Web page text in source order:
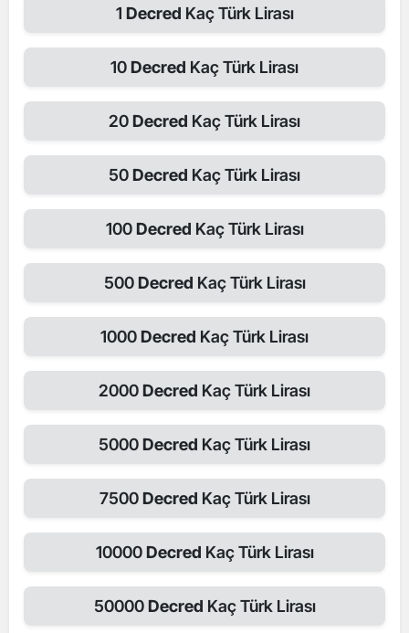
1 Decred Kaç Türk Lirası
10Decred Kaç Türk Lirası
20Decred Kaç Türk Lirası
50Decred Kaç Türk Lirası
100Decred Kaç Türk Lirası
500Decred Kaç Türk Lirası
1000Decred Kaç Türk Lirası
2000Decred Kaç Türk Lirası
5000Decred Kaç Türk Lirası
7500Decred Kaç Türk Lirası
10000Decred Kaç Türk Lirası
50000Decred Kaç Türk Lirası